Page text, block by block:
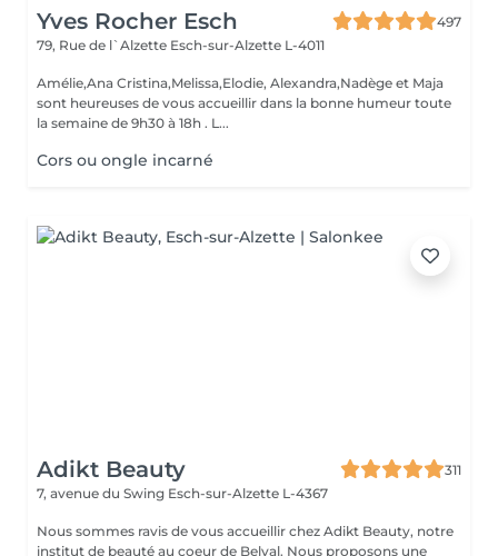
Yves Rocher Esch
497
79, Rue de l`Alzette Esch-sur-Alzette L-4011
Amélie,Ana Cristina,Melissa,Elodie, Alexandra,Nadège et Maja
sont heureuses de vous accueillir dans la bonne humeur toute
la semaine de 9h30 à 18h . L...
Cors ou ongle incarné
Adikt Beauty
311
7, avenue du Swing Esch-sur-Alzette L-4367
Nous sommes ravis de vous accueillir chez Adikt Beauty, notre
institut de beauté au coeur de Belval. Nous proposons une